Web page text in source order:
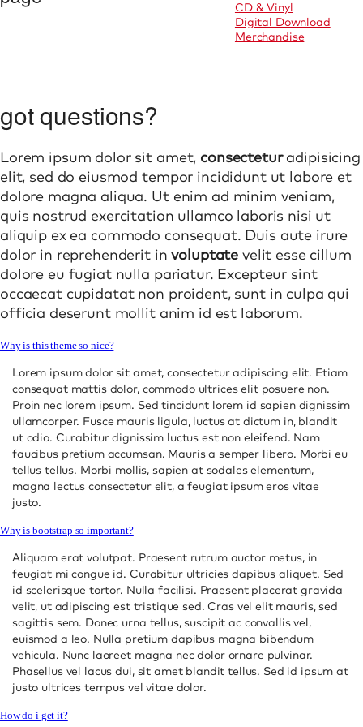
CD & Vinyl
Digital Download
Merchandise
got questions?
Lorem ipsum dolor sit amet, consecteturadipisicing
elit, sed do eiusmod tempor incididunt ut labore et
dolore magna aliqua. Ut enim ad minim veniam,
quis nostrud exercitation ullamco laboris nisi ut
aliquip ex ea commodo consequat. Duis aute irure
dolor in reprehenderit involuptate velit esse cillum
dolore eu fugiat nulla pariatur. Excepteur sint
occaecat cupidatat non proident, sunt in culpa qui
officia deserunt mollit anim id est laborum.
Why is this theme so nice?
Lorem ipsum dolor sit amet, consectetur adipiscing elit. Etiam
consequat mattis dolor, commodo ultrices elit posuere non.
Proin nec lorem ipsum. Sed tincidunt lorem id sapien dignissim
ullamcorper. Fusce mauris ligula, luctus at dictum in, blandit
ut odio. Curabitur dignissim luctus est non eleifend. Nam
faucibus pretium accumsan. Mauris a semper libero. Morbi eu
tellus tellus. Morbi mollis, sapien at sodales elementum,
magna lectus consectetur elit, a feugiat ipsum eros vitae
justo.
Why is bootstrap so important?
Aliquam erat volutpat. Praesent rutrum auctor metus, in
feugiat mi congue id. Curabitur ultricies dapibus aliquet. Sed
id scelerisque tortor. Nulla facilisi. Praesent placerat gravida
velit, ut adipiscing est tristique sed. Cras vel elit mauris, sed
sagittis sem. Donec urna tellus, suscipit ac convallis vel,
euismod a leo. Nulla pretium dapibus magna bibendum
vehicula. Nunc laoreet magna nec dolor ornare pulvinar.
Phasellus vel lacus dui, sit amet blandit tellus. Sed id ipsum at
justo ultrices tempus vel vitae dolor.
How do i get it?